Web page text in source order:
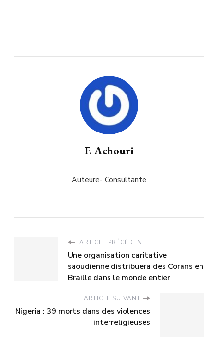
F. Achouri
Auteure- Consultante
ARTICLE PRÉCÉDENT
Une organisation caritative
saoudienne distribuera des Corans en
Braille dans le monde entier
ARTICLE SUIVANT
Nigeria : 39 morts dans des violences
interreligieuses